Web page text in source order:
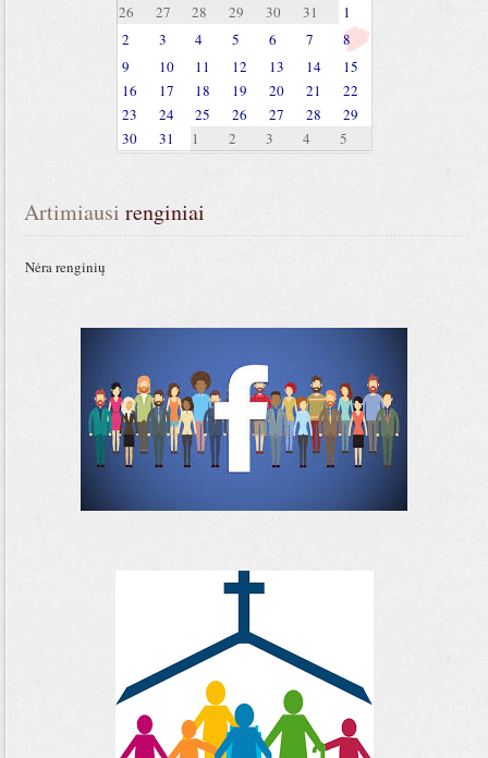
26
27 28 29 30 31
1
2
3 4 5 6 7
8
9
10 11 12 13 14
15
16
17 18 19 20 21
22
23
24 25 26 27 28
29
30
31 1 2 3 4 5
Artimiausi renginiai
Nėra renginių